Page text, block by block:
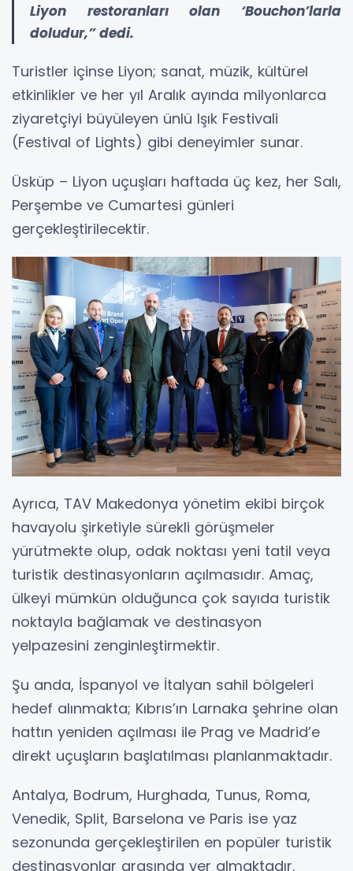
Liyon restoranları olan ‘Bouchon’larla
doludur,” dedi.
Turistler içinse Liyon; sanat, müzik, kültürel
etkinlikler ve her yıl Aralık ayında milyonlarca
ziyaretçiyi büyüleyen ünlü Işık Festivali
(Festival of Lights) gibi deneyimler sunar.
Üsküp – Liyon uçuşları haftada üç kez, her Salı,
Perşembe ve Cumartesi günleri
gerçekleştirilecektir.
Ayrıca, TAV Makedonya yönetim ekibi birçok
havayolu şirketiyle sürekli görüşmeler
yürütmekte olup, odak noktası yeni tatil veya
turistik destinasyonların açılmasıdır. Amaç,
ülkeyi mümkün olduğunca çok sayıda turistik
noktayla bağlamak ve destinasyon
yelpazesini zenginleştirmektir.
Şu anda, İspanyol ve İtalyan sahil bölgeleri
hedef alınmakta; Kıbrıs’ın Larnaka şehrine olan
hattın yeniden açılması ile Prag ve Madrid’e
direkt uçuşların başlatılması planlanmaktadır.
Antalya, Bodrum, Hurghada, Tunus, Roma,
Venedik, Split, Barselona ve Paris ise yaz
sezonunda gerçekleştirilen en popüler turistik
destinasyonlar arasında yer almaktadır.